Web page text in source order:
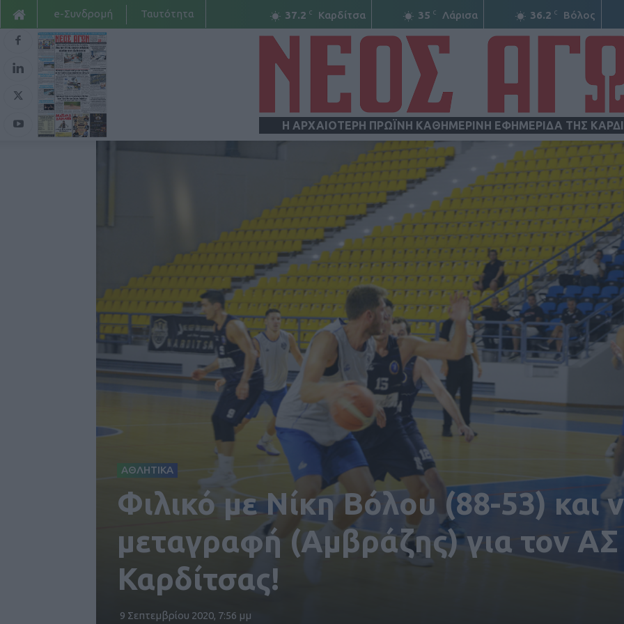
37.2 C Καρδίτσα 35 C Λάρισα 36.2 C Βόλος
e-Συνδρομή Ταυτότητα
Η ΑΡΧΑΙΟΤΕΡΗ ΠΡΩΪΝΗ ΚΑΘΗΜΕΡΙΝΗ ΕΦΗΜΕΡΙΔΑ ΤΗΣ
ΝΕΟΣ
ΑΓΩΝ
ΑΘΛΗΤΙΚΑ
Φιλικό με Νίκη Βόλου (88-53) και
μεταγραφή (Αμβράζης) για τον ΑΣ
Καρδίτσας!
9 Σεπτεμβρίου 2020, 7:56 μμ